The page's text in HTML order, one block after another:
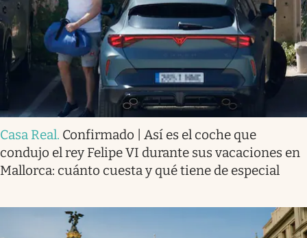
Casa Real. Confirmado | Así es el coche que
condujo el rey Felipe VI durante sus vacaciones en
Mallorca: cuánto cuesta y qué tiene de especial